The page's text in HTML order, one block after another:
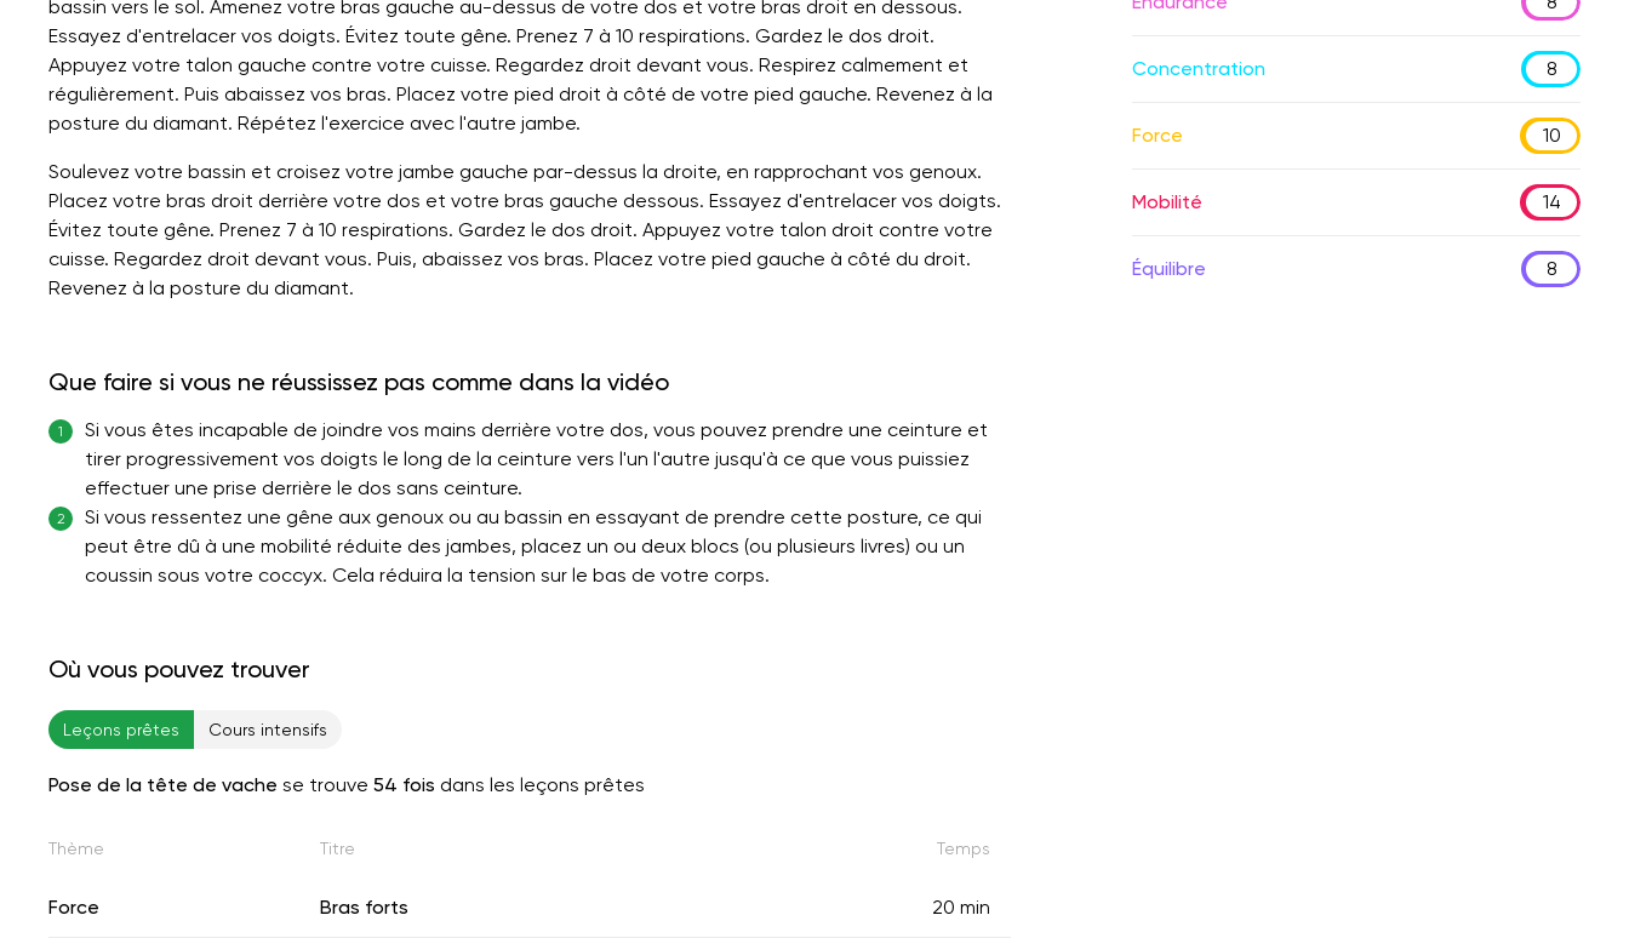
bassin vers le sol. Amenez votre bras gauche au-dessus de votre dos et votre bras droit en dessous.
Essayez d'entrelacer vos doigts. Évitez toute gêne. Prenez 7 à 10 respirations. Gardez le dos droit.
Appuyez votre talon gauche contre votre cuisse. Regardez droit devant vous. Respirez calmement et
régulièrement. Puis abaissez vos bras. Placez votre pied droit à côté de votre pied gauche. Revenez à la
posture du diamant. Répétez l'exercice avec l'autre jambe.
Soulevez votre bassin et croisez votre jambe gauche par-dessus la droite, en rapprochant vos genoux.
Placez votre bras droit derrière votre dos et votre bras gauche dessous. Essayez d'entrelacer vos doigts.
Évitez toute gêne. Prenez 7 à 10 respirations. Gardez le dos droit. Appuyez votre talon droit contre votre
cuisse. Regardez droit devant vous. Puis, abaissez vos bras. Placez votre pied gauche à côté du droit.
Revenez à la posture du diamant.
Que faire si vous ne réussissez pas comme dans la vidéo
1
Si vous êtes incapable de joindre vos mains derrière votre dos, vous pouvez prendre une ceinture et
tirer progressivement vos doigts le long de la ceinture vers l'un l'autre jusqu'à ce que vous puissiez
effectuer une prise derrière le dos sans ceinture.
2
Si vous ressentez une gêne aux genoux ou au bassin en essayant de prendre cette posture, ce qui
peut être dû à une mobilité réduite des jambes, placez un ou deux blocs (ou plusieurs livres) ou un
coussin sous votre coccyx. Cela réduira la tension sur le bas de votre corps.
Où vous pouvez trouver
Leçons prêtes Cours intensifs
Pose de la tête de vache se trouve 54 fois dans les leçons prêtes
Thème Titre Temps
Force Bras forts 20 min
Concentration 8
Force 10
Mobilité 14
Équilibre 8